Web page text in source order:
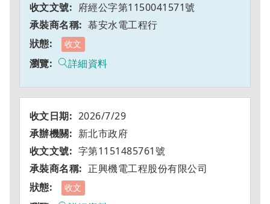
府經公字第1150041571號
慕安水電工程行
收文
詳細資料
2026/7/29
新北市政府
字第1151485761號
正興機電工程股份有限公司
收文